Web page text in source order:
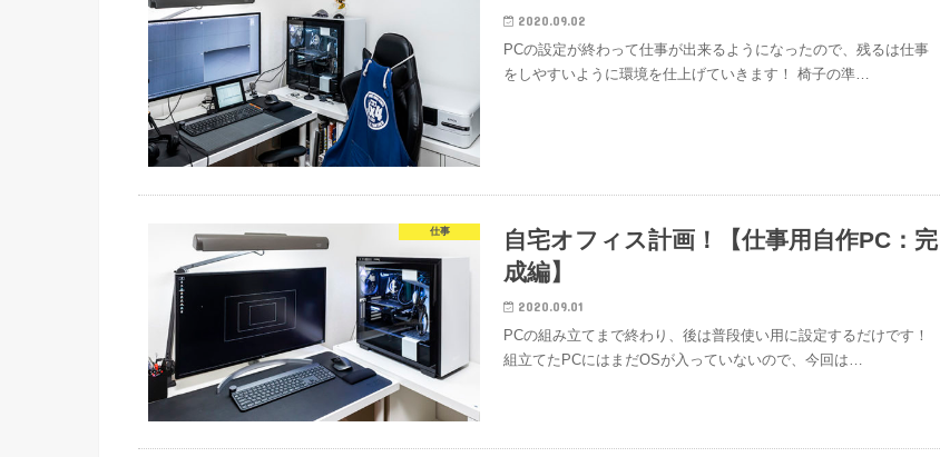
2020.09.02
PCの設定が終わって仕事が出来るようになったので、残るは仕事
をしやすいように環境を仕上げていきます！ 椅子の準…
仕事
自宅オフィス計画！【仕事用自作PC：完
成編】
2020.09.01
PCの組み立てまで終わり、後は普段使い用に設定するだけです！
組立てたPCにはまだOSが入っていないので、今回は…